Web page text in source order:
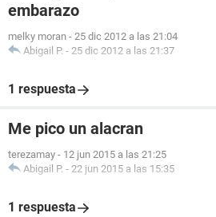
embarazo
melky moran - 25 dic 2012 a las 21:04
Abigail P. - 25 dic 2012 a las 21:37
1 respuesta
Me pico un alacran
terezamay - 12 jun 2015 a las 21:25
Abigail P. - 22 jun 2015 a las 15:35
1 respuesta